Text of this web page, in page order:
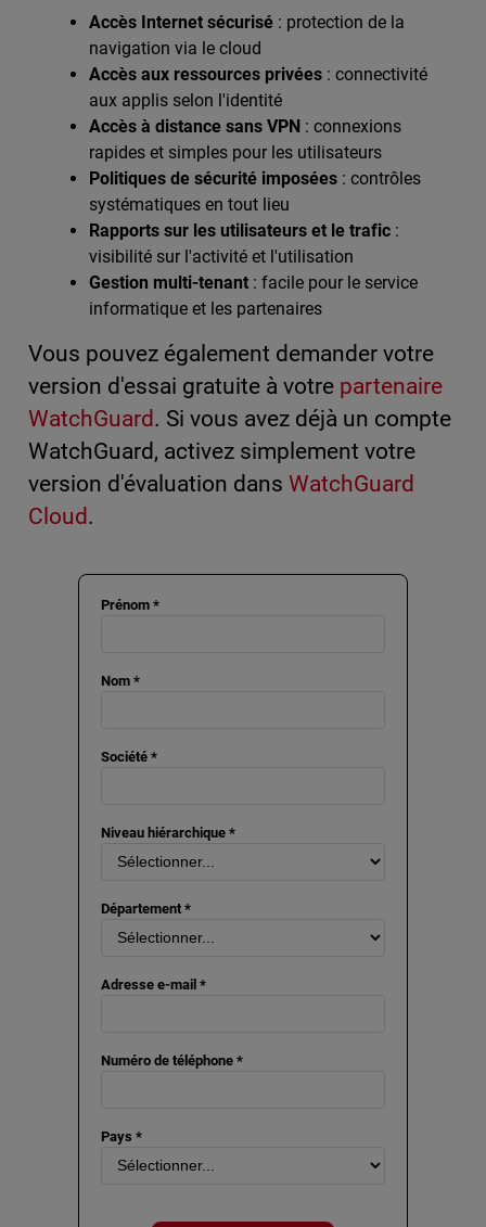
Prénom *
Nom *
Société *
Niveau hiérarchique *
Département *
Adresse e-mail *
Numéro de téléphone *
Pays *
Accès Internet sécurisé: protection de la
navigation via le cloud
Accès aux ressources privées: connectivité
aux applis selon l'identité
Accès à distance sans VPN: connexions
rapides et simples pour les utilisateurs
Politiques de sécurité imposées : contrôles
systématiques en tout lieu
Rapports sur les utilisateurs et le trafic :
visibilité sur l'activité et l'utilisation
Gestion multi-tenant: facile pour le service
informatique et les partenaires
Vous pouvez également demander votre
version d'essai gratuite à votre partenaire
WatchGuard. Si vous avez déjà un compte
WatchGuard, activez simplement votre
version d'évaluation dans WatchGuard
Cloud.